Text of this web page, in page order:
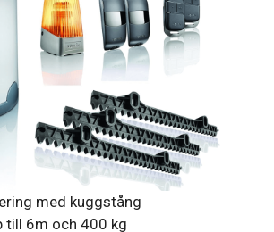
med kuggstång
till 6m och 400 kg